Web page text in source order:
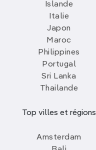
Islande
Italie
Japon
Maroc
Philippines
Portugal
Sri Lanka
Thailande
Top villes et régions
Amsterdam